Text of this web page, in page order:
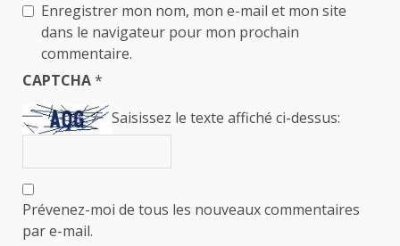
Enregistrer mon nom, mon e-mail et mon site
dans le navigateur pour mon prochain
commentaire.
CAPTCHA*
Saisissez le texte affiché ci-dessus:
Prévenez-moi de tous les nouveaux commentaires
par e-mail.